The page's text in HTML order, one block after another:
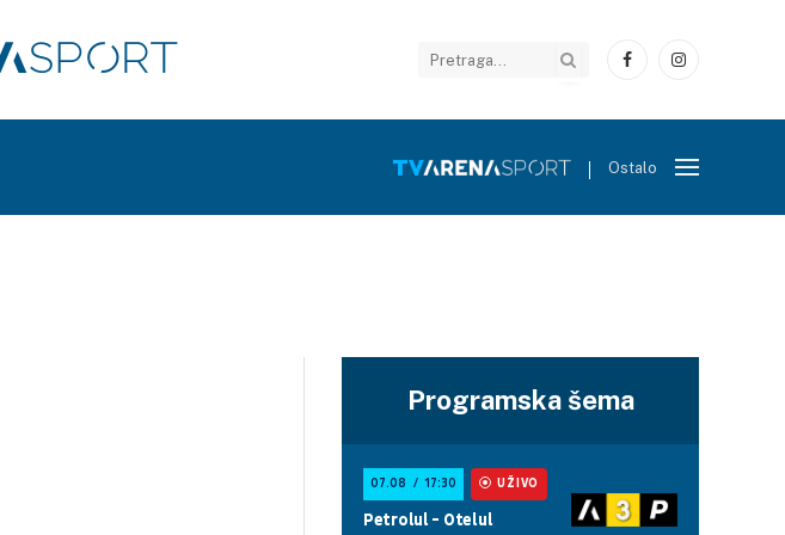
FacebookInstagram
Ostalo
Programska šema